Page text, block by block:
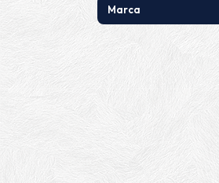
Marca